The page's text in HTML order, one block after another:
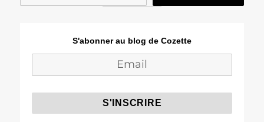
S'abonner au blog de Cozette